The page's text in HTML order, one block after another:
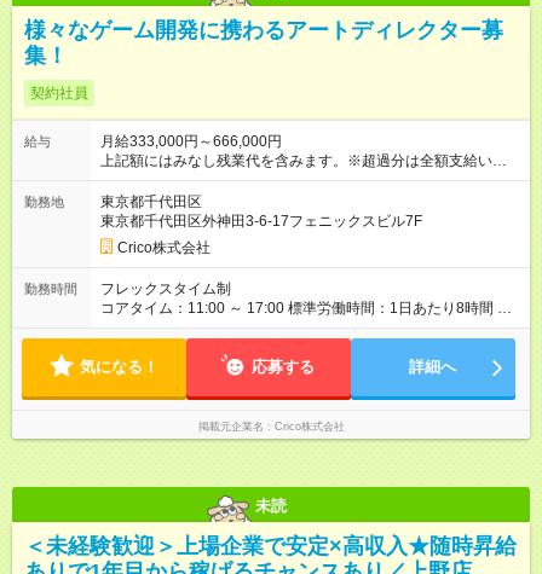
様々なゲーム開発に携わるアートディレクター募
集！
契約社員
給与
月給333,000円～666,000円
上記額にはみなし残業代を含みます。※超過分は全額支給いたし
ます。 みなし残業代 79,400円 ～ 158,800円／月 みなし残業時
間 40時間／月 ●年収について ・年収を12ヶ月で割ったものを月
給としてお支払い ・上記年収/月給には固定残業代を含む ※時
間外労働の有無に関わらず40時間分の固定残業代を支給 固
定残業代：基本給÷所定労働時間(＝時給換算)×1.25(割増賃
は追加支給 ●昇給・賞与 昇給：年2回 (昇進・業務の大幅変更等
の場合は都度実施) 賞与：年2回 (業績に応じて支給) 【試用期
間】試用期間あり 試用期間の長さ：3ヶ月 雇用形態、給与は本
採用時と同じです。 経験・職務内容によって、試用期間を変更
することがあります。
勤務地
東京都千代田区
東京都千代田区外神田3-6-17フェニックスビル7F
Crico株式会社
勤務時間
フレックスタイム制
コアタイム：11:00 ～ 17:00 標準労働時間：1日あたり8時間 一
日あたりの労働時間：8時間 フレックスタイム制 (コアタイ
気になる！ 応募する 詳細へ
掲載元企業名 Crico株式会社
未読
＜未経験歓迎＞上場企業で安定×高収入★随時昇給